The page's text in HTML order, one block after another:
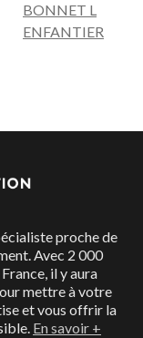
BONNET L
ENFANTIER
proche de
Avec 2 000
il y aura
mettre à votre
et vous offrir la
En savoir +